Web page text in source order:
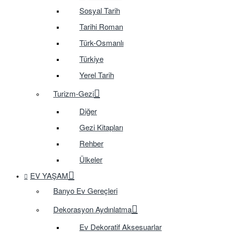
Sosyal Tarih
Tarihi Roman
Türk-Osmanlı
Türkiye
Yerel Tarih
Turizm-Gezi
Diğer
Gezi Kitapları
Rehber
Ülkeler
EV YAŞAM
Banyo Ev Gereçleri
Dekorasyon Aydınlatma
Ev Dekoratif Aksesuarlar